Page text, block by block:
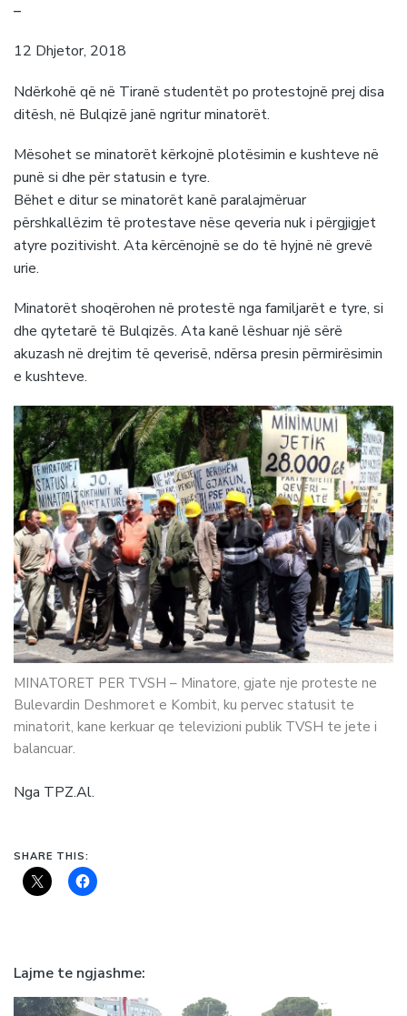
–
12 Dhjetor, 2018
Ndërkohë që në Tiranë studentët po protestojnë prej disa
ditësh, në Bulqizë janë ngritur minatorët.
Mësohet se minatorët kërkojnë plotësimin e kushteve në
punë si dhe për statusin e tyre.
Bëhet e ditur se minatorët kanë paralajmëruar
përshkallëzim të protestave nëse qeveria nuk i përgjigjet
atyre pozitivisht. Ata kërcënojnë se do të hyjnë në grevë
urie.
Minatorët shoqërohen në protestë nga familjarët e tyre, si
dhe qytetarë të Bulqizës. Ata kanë lëshuar një sërë
akuzash në drejtim të qeverisë, ndërsa presin përmirësimin
e kushteve.
MINATORET PER TVSH – Minatore, gjate nje proteste ne
Bulevardin Deshmoret e Kombit, ku pervec statusit te
minatorit, kane kerkuar qe televizioni publik TVSH te jete i
balancuar.
Nga TPZ.Al.
SHARE THIS:
Lajme te ngjashme